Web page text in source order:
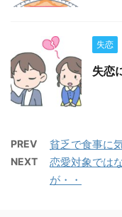
失恋
失恋
PREV 貧乏で食事に
NEXT
恋愛対象では
が・・